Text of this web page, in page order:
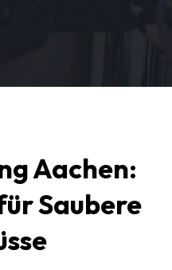
Aachen:
Saubere